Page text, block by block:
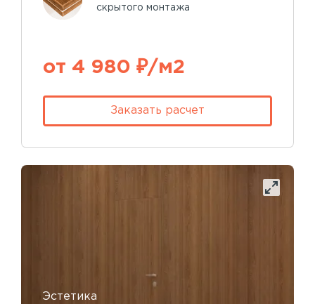
скрытого монтажа
от 4 980 ₽/м2
Заказать расчет
Эстетика